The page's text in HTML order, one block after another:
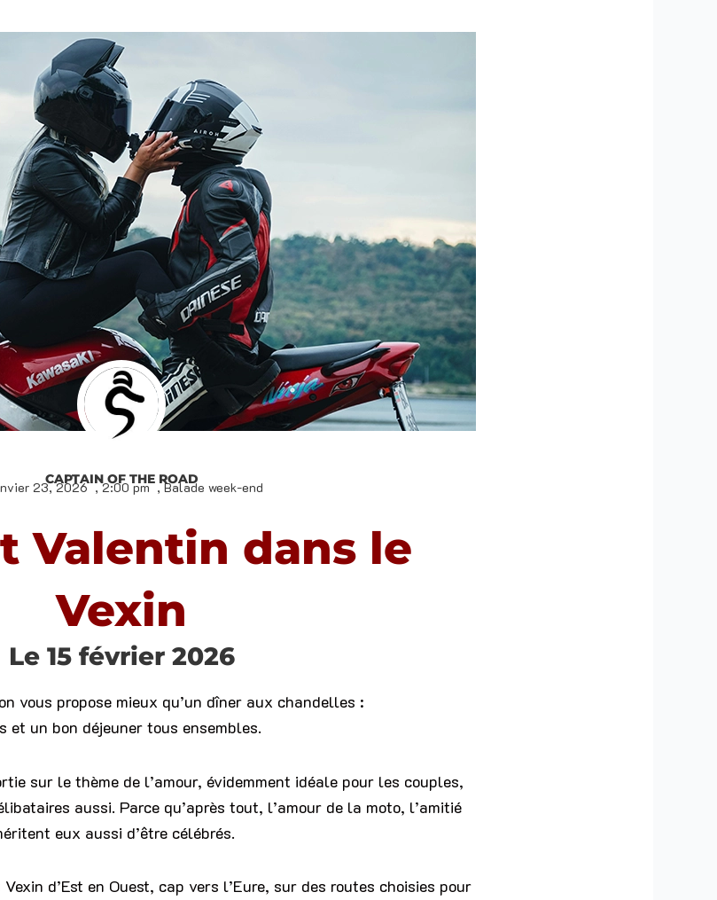
CAPTAIN OF THE ROAD
23, 2026 , 2:00 pm , Balade week-end
Valentin dans le
Vexin
Le 15 février 2026
vous propose mieux qu’un dîner aux chandelles :
et un bon déjeuner tous ensembles.
sur le thème de l’amour, évidemment idéale pour les couples,
aussi. Parce qu’après tout, l’amour de la moto, l’amitié
eux aussi d’être célébrés.
d’Est en Ouest, cap vers l’Eure, sur des routes choisies pour